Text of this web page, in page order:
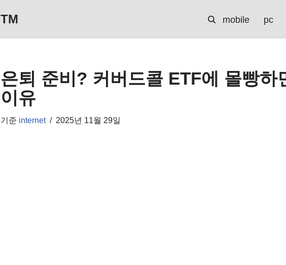
TM mobile pc
은퇴 준비? 커버드콜 ETF에 몰빵하
이유
기준 internet 2025년 11월 29일